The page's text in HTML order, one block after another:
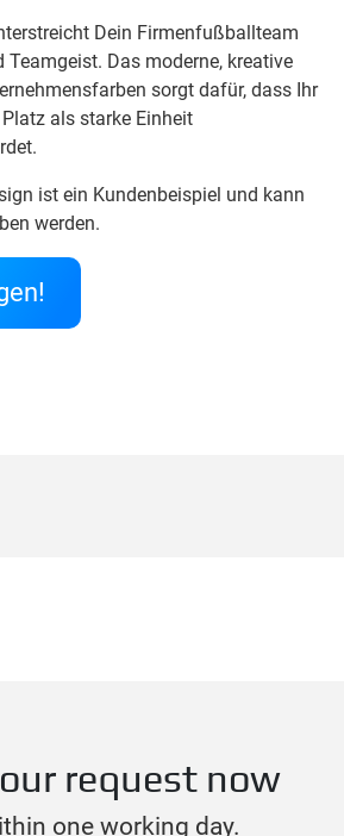
Dein Firmenfußballteam
Das moderne, kreative
sorgt dafür, dass Ihr
als starke Einheit
ist ein Kundenbeispiel und kann
werden.
request now
one working day.